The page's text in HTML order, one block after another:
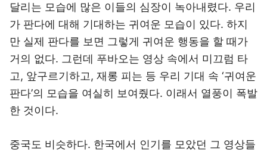
달리는 모습에 많은 이들의 심장이 녹아내렸다. 우리
가 판다에 대해 기대하는 귀여운 모습이 있다. 하지
만 실제 판다를 보면 그렇게 귀여운 행동을 할 때가
거의 없다. 그런데 푸바오는 영상 속에서 미끄럼 타
고, 앞구르기하고, 재롱 피는 등 우리 기대 속 ‘귀여운
판다’의 모습을 여실히 보여줬다. 이래서 열풍이 폭발
한 것이다.
중국도 비슷하다. 한국에서 인기를 모았던 그 영상들